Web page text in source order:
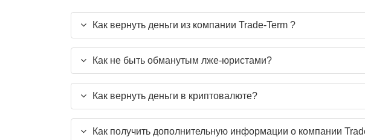
Как вернуть деньги из компании Trade-Term ?
Как не быть обманутым лже-юристами?
Как вернуть деньги в криптовалюте?
Как получить дополнительную информации о компании